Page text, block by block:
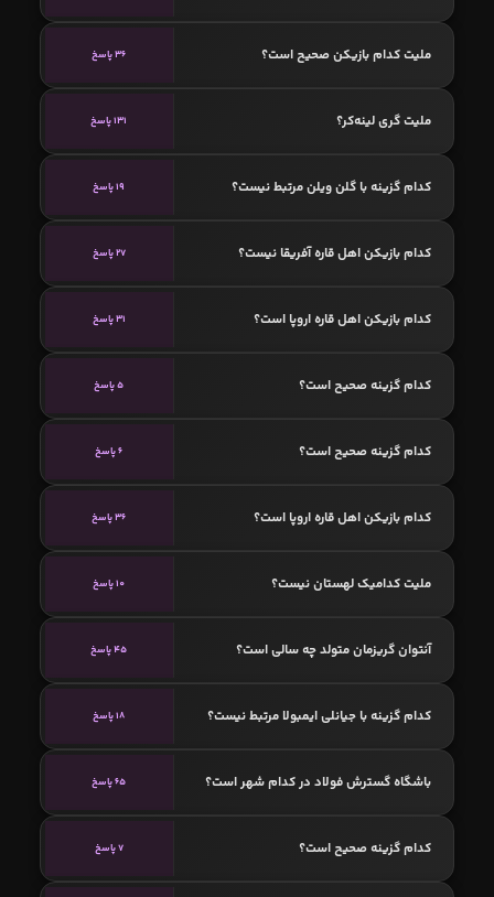
ملیت کدام بازیکن صحیح است؟ 36 پاسخ
ملیت گری لینه‌کر؟ 131 پاسخ
کدام گزینه با گلن ویلن مرتبط نیست؟ 19 پاسخ
کدام بازیکن اهل قاره آفریقا نیست؟ 27 پاسخ
کدام بازیکن اهل قاره اروپا است؟ 31 پاسخ
کدام گزینه صحیح است؟ 5 پاسخ
کدام گزینه صحیح است؟ 6 پاسخ
کدام بازیکن اهل قاره اروپا است؟ 36 پاسخ
ملیت کدامیک لهستان نیست؟ 10 پاسخ
آنتوان گریزمان متولد چه سالی است؟ 45 پاسخ
کدام گزینه با جیانلی ایمبولا مرتبط نیست؟ 18 پاسخ
باشگاه گسترش فولاد در کدام شهر است؟ 65 پاسخ
کدام گزینه صحیح است؟ 7 پاسخ